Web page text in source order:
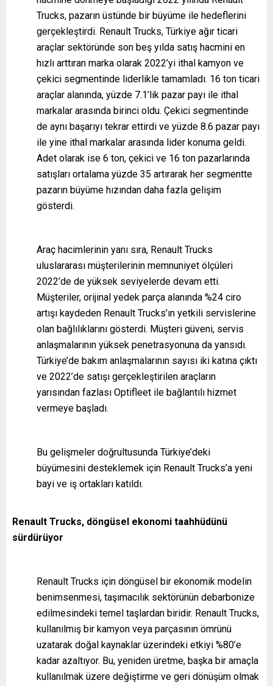
Trucks, pazarın üstünde bir büyüme ile hedeflerini
gerçekleştirdi. Renault Trucks, Türkiye ağır ticari
araçlar sektöründe son beş yılda satış hacmini en
hızlı arttıran marka olarak 2022’yi ithal kamyon ve
çekici segmentinde liderlikle tamamladı. 16 ton ticari
araçlar alanında, yüzde 7.1’lik pazar payı ile ithal
markalar arasında birinci oldu. Çekici segmentinde
de aynı başarıyı tekrar ettirdi ve yüzde 8.6 pazar payı
ile yine ithal markalar arasında lider konuma geldi.
Adet olarak ise 6 ton, çekici ve 16 ton pazarlarında
satışları ortalama yüzde 35 artırarak her segmentte
pazarın büyüme hızından daha fazla gelişim
gösterdi.
Araç hacimlerinin yanı sıra, Renault Trucks
uluslararası müşterilerinin memnuniyet ölçüleri
2022’de de yüksek seviyelerde devam etti.
Müşteriler, orijinal yedek parça alanında %24 ciro
artışı kaydeden Renault Trucks’ın yetkili servislerine
olan bağlılıklarını gösterdi. Müşteri güveni, servis
anlaşmalarının yüksek penetrasyonuna da yansıdı.
Türkiye’de bakım anlaşmalarının sayısı iki katına çıktı
ve 2022’de satışı gerçekleştirilen araçların
yarısından fazlası Optifleet ile bağlantılı hizmet
vermeye başladı.
Bu gelişmeler doğrultusunda Türkiye’deki
büyümesini desteklemek için Renault Trucks’a yeni
bayi ve iş ortakları katıldı.
Renault Trucks, döngüsel ekonomi taahhüdünü
sürdürüyor
Renault Trucks için döngüsel bir ekonomik modelin
benimsenmesi, taşımacılık sektörünün debarbonize
edilmesindeki temel taşlardan biridir. Renault Trucks,
kullanılmış bir kamyon veya parçasının ömrünü
uzatarak doğal kaynaklar üzerindeki etkiyi %80’e
kadar azaltıyor. Bu, yeniden üretme, başka bir amaçla
kullanılmak üzere değiştirme ve geri dönüşüm olmak